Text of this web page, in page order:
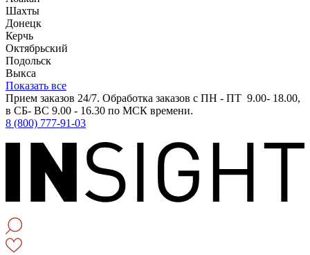
Шахты
Донецк
Керчь
Октябрьский
Подольск
Выкса
Показать все
Прием заказов 24/7. Обработка заказов с ПН - ПТ 9.00- 18.00,
в СБ- ВС 9.00 - 16.30 по МСК времени.
8 (800) 777-91-03